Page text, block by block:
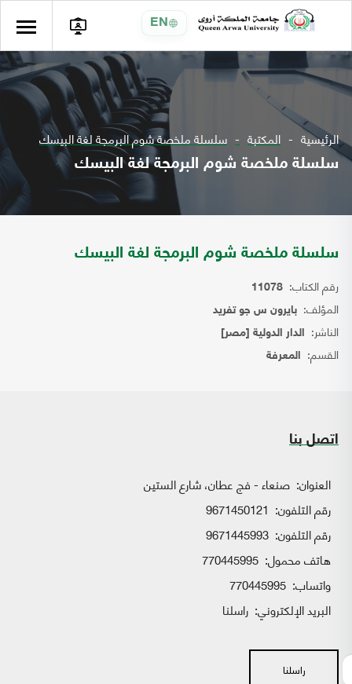
EN
الرئيسية المكتبة سلسلة ملخصة شوم البرمجة لغة البيسك
سلسلة ملخصة شوم البرمجة لغة البيسك
سلسلة ملخصة شوم البرمجة لغة البيسك
رقم الكتاب: 11078
المؤلف: بايرون س جو تفريد
الناشر: الدار الدولية [مصر]
القسم: المعرفة
اتصل بنا
العنوان: صنعاء - فج عطان، شارع الستين
رقم التلفون: 9671450121
رقم التلفون: 9671445993
هاتف محمول: 770445995
واتساب:
البريد الإلكتروني: راسلنا
راسلنا